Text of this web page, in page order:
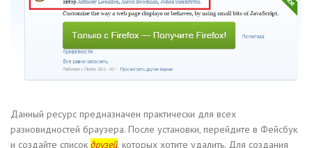
Данный ресурс предназначен практически для всех
разновидностей браузера. После установки, перейдите в Фейсбук
и создайте список друзей, которых хотите удалить. Для создания